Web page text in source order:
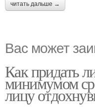
читать дальше →
Вас может
Как придать
минимумом
лицу